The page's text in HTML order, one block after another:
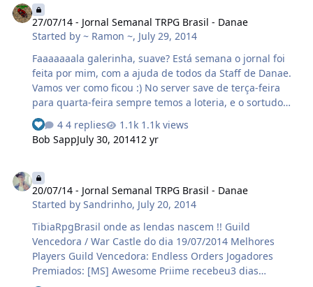
precisavam entrar com o nome do item para
confirmação foram remodeladas para que não seja mais
necessário passar o nome do item, são elas: craft
tierLevel itemName será agora craft tierLevel salvage
itemName será agora salvage reset itemName será
agora reset O item como ante…
27/07/14 - Jornal Semanal TRPG Brasil - Danae
Started by~ Ramon ~, July 29, 2014
Faaaaaaala galerinha, suave? Está semana o jornal foi
feita por mim, com a ajuda de todos da Staff de Danae.
Vamos ver como ficou :) No server save de terça-feira
para quarta-feira sempre temos a loteria, e o sortudo
foi... Parabéns para mim o/ A semana continuo, e na
sexta-feira, vários e vários monstros invadiram
simultaneamente Enigma e Ice Island. O povoado de
as criaturas abominantes Já no sábado, tivemos o
famoso e badalado Castle War. Onde novamente, a guild
Endless Order o dominou. Veja abaixo: Parabéns a todos
4 replies
1.1k views
Bob SappJuly 30, 201412 yr
20/07/14 - Jornal Semanal TRPG Brasil - Danae
Started bySandrinho, July 20, 2014
TibiaRpgBrasil onde as lendas nascem !! Guild
Vencedora / War Castle do dia 19/07/2014 Melhores
Players Guild Vencedora: Endless Orders Jogadores
Premiados: [MS] Awesome Priime recebeu3 dias